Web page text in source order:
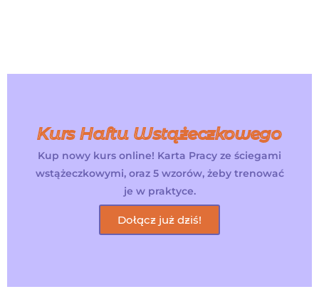
Kurs Haftu Wstążeczkowego
Kup nowy kurs online! Karta Pracy ze ściegami
wstążeczkowymi, oraz 5 wzorów, żeby trenować
je w praktyce.
Dołącz już dziś!